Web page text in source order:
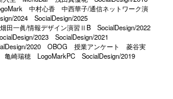
中村心香
中西華子/通信ネットワーク演
2024
SocialDesign/2025
畑田一眞/情報デザイン演習ⅡB
SocialDesign/2022
2023
SocialDesign/2021
2020 OBOG 授業アンケート
菱谷実
亀崎瑞穂 LogoMarkPC
SocialDesign/2019